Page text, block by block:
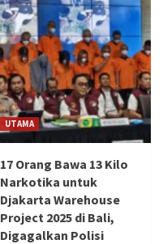
UTAMA
17 Orang Bawa 13 Kilo
Narkotika untuk
Djakarta Warehouse
Project 2025 di Bali,
Digagalkan Polisi